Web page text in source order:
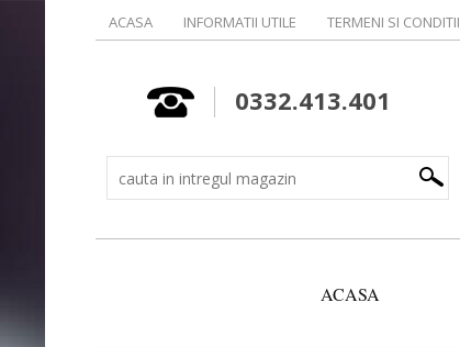
ACASA INFORMATII UTILE TERMENI SI CONDITII
0332.413.401
ACASA